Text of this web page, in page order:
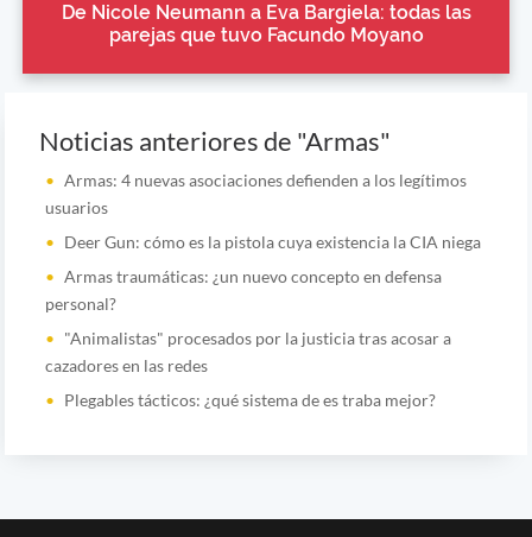
De Nicole Neumann a Eva Bargiela: todas las
parejas que tuvo Facundo Moyano
Noticias anteriores de "Armas"
Armas: 4 nuevas asociaciones defienden a los legítimos
usuarios
Deer Gun: cómo es la pistola cuya existencia la CIA niega
Armas traumáticas: ¿un nuevo concepto en defensa
personal?
"Animalistas" procesados por la justicia tras acosar a
cazadores en las redes
Plegables tácticos: ¿qué sistema de es traba mejor?